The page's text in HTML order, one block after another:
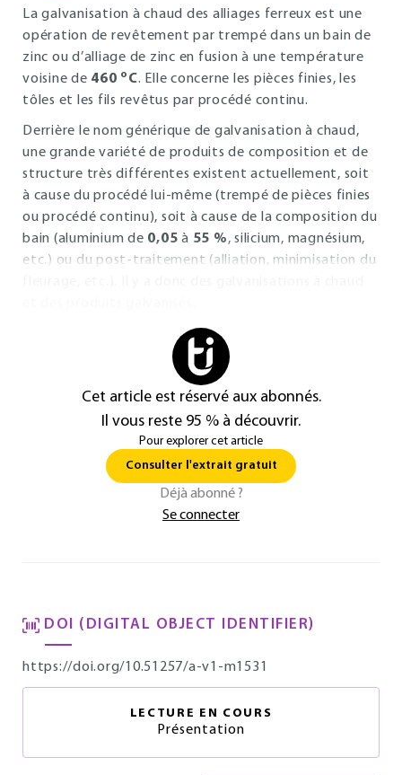
La galvanisation à chaud des alliages ferreux est une
opération de revêtement par trempé dans un bain de
zinc ou d’alliage de zinc en fusion à une température
voisine de 460 o C. Elle concerne les pièces finies, les
tôles et les fils revêtus par procédé continu.
Derrière le nom générique de galvanisation à chaud,
une grande variété de produits de composition et de
structure très différentes existent actuellement, soit
à cause du procédé lui-même (trempé de pièces finies
ou procédé continu), soit à cause de la composition du
bain (aluminium de 0,05 à 55 %, silicium, magnésium,
etc.) ou du post-traitement (alliation, minimisation du
Cet article est réservé aux abonnés.
Il vous reste 95 % à découvrir.
Pour explorer cet article
Consulter l'extrait gratuit
Déjà abonné ?
Se connecter
DOI (DIGITAL OBJECT IDENTIFIER)
https://doi.org/10.51257/a-v1-m1531
LECTURE EN COURS
Présentation